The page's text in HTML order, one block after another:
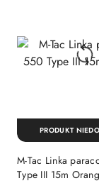
M-Tac Linka
Type III 15m
PRODUKT